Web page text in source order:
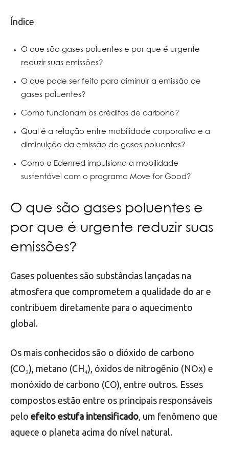
Índice
O que são gases poluentes e por que é urgente
reduzir suas emissões?
O que pode ser feito para diminuir a emissão de
gases poluentes?
Como funcionam os créditos de carbono?
Qual é a relação entre mobilidade corporativa e a
diminuição da emissão de gases poluentes?
Como a Edenred impulsiona a mobilidade
sustentável com o programa Move for Good?
O que são gases poluentes e
por que é urgente reduzir suas
emissões?
Gases poluentes são substâncias lançadas na
atmosfera que comprometem a qualidade do ar e
contribuem diretamente para o aquecimento
global.
Os mais conhecidos são o dióxido de carbono
(CO₂), metano (CH₄), óxidos de nitrogênio (NOx) e
monóxido de carbono (CO), entre outros. Esses
compostos estão entre os principais responsáveis
pelo efeito estufa intensificado, um fenômeno que
aquece o planeta acima do nível natural.